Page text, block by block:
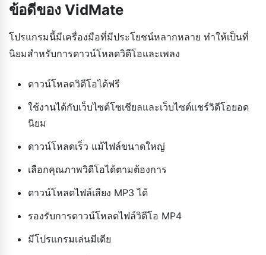
ข้อดีของ VidMate
โปรแกรมนี้มีเครื่องมือที่มีประโยชน์หลากหลาย ทำให้เป็นที่
นิยมสำหรับการดาวน์โหลดวิดีโอและเพลง
ดาวน์โหลดวิดีโอได้ฟรี
ใช้งานได้กับเว็บไซต์โซเชียลและเว็บไซต์แชร์วิดีโอยอด
นิยม
ดาวน์โหลดเร็ว แม้ไฟล์ขนาดใหญ่
เลือกคุณภาพวิดีโอได้ตามต้องการ
ดาวน์โหลดไฟล์เสียง MP3 ได้
รองรับการดาวน์โหลดไฟล์วิดีโอ MP4
มีโปรแกรมเล่นมีเดีย